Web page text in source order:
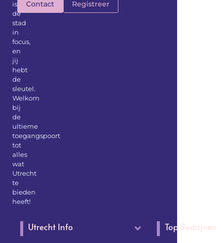
is
de
stad
in
focus,
en
jij
hebt
de
sleutel.
Welkom
bij
de
ultieme
toegangspoort
tot
alles
wat
Utrecht
te
bieden
heeft!
Contact Registreer
Utrecht Info Top Bedrijven